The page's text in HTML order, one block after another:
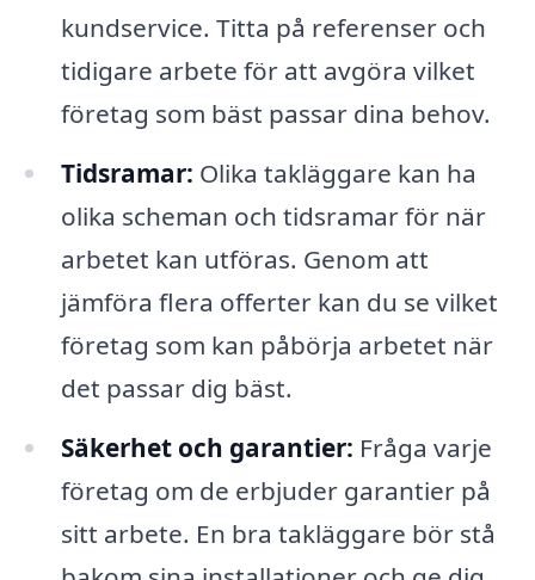
kundservice. Titta på referenser och
tidigare arbete för att avgöra vilket
företag som bäst passar dina behov.
Tidsramar: Olika takläggare kan ha
olika scheman och tidsramar för när
arbetet kan utföras. Genom att
jämföra flera offerter kan du se vilket
företag som kan påbörja arbetet när
det passar dig bäst.
Säkerhet och garantier: Fråga varje
företag om de erbjuder garantier på
sitt arbete. En bra takläggare bör stå